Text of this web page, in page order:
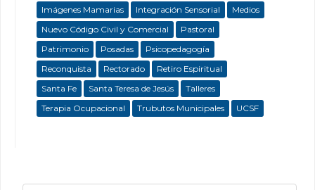
Imágenes Mamarias
Integración Sensorial
Medios
Nuevo Código Civil y Comercial
Pastoral
Patrimonio
Posadas
Psicopedagogía
Reconquista
Rectorado
Retiro Espiritual
Santa Fe
Santa Teresa de Jesús
Talleres
Terapia Ocupacional
Trubutos Municipales UCSF